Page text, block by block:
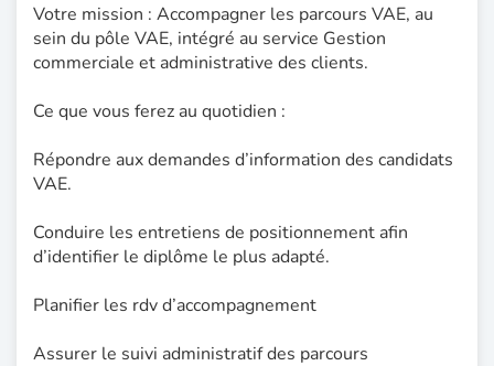
Votre mission : Accompagner les parcours VAE, au
sein du pôle VAE, intégré au service Gestion
commerciale et administrative des clients.
Ce que vous ferez au quotidien :
Répondre aux demandes d’information des candidats
VAE.
Conduire les entretiens de positionnement afin
d’identifier le diplôme le plus adapté.
Planifier les rdv d’accompagnement
Assurer le suivi administratif des parcours